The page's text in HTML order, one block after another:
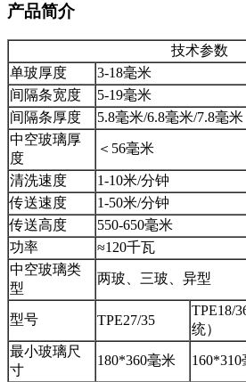
产品简介
技术参数
单玻厚度
3-18毫米
间隔条宽度
5-19毫米
间隔条厚度
5.8毫米/6.8毫米/7.8毫米
中空玻璃厚
度
＜56毫米
清洗速度
1-10米/分钟
传送速度
1-50米/分钟
传送高度
550-650毫米
功率
≈120千瓦
中空玻璃类
型
两玻、三玻、异型
型号 TPE27/35
TPE18/
统）
最小玻璃尺
寸
180*360毫米 160*310